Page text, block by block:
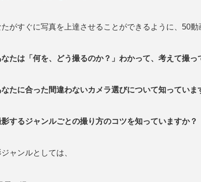
たがすぐに写真を上達させることができるように、50
たは「何を、どう撮るのか？」わかって、考えて撮
たに合った間違わないカメラ選びについて知っていま
するジャンルごとの撮り方のコツを知っていますか？
ャンルとしては、